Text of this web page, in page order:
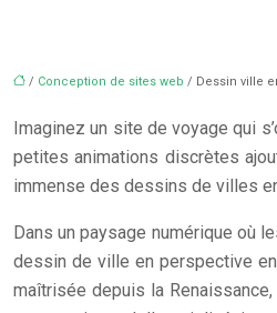
/ Conception de sites web / Dessin ville
Imaginez un site de voyage qui
petites animations discrètes
immense des dessins de villes
Dans un paysage numérique où
dessin de ville en perspective
maîtrisée depuis la